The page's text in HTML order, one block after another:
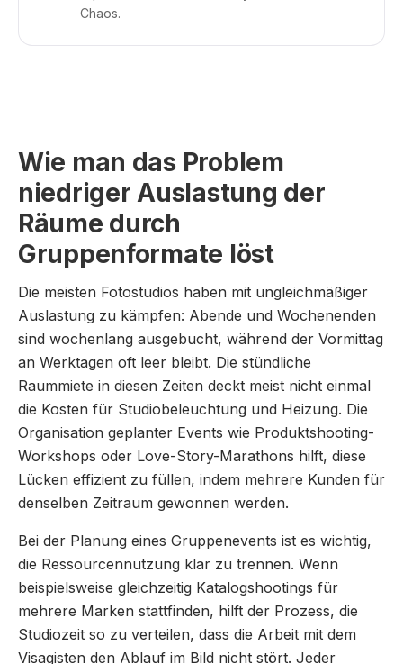
Chaos.
Wie man das Problem
niedriger Auslastung der
Räume durch
Gruppenformate löst
Die meisten Fotostudios haben mit ungleichmäßiger
Auslastung zu kämpfen: Abende und Wochenenden
sind wochenlang ausgebucht, während der Vormittag
an Werktagen oft leer bleibt. Die stündliche
Raummiete in diesen Zeiten deckt meist nicht einmal
die Kosten für Studiobeleuchtung und Heizung. Die
Organisation geplanter Events wie Produktshooting-
Workshops oder Love-Story-Marathons hilft, diese
Lücken effizient zu füllen, indem mehrere Kunden für
denselben Zeitraum gewonnen werden.
Bei der Planung eines Gruppenevents ist es wichtig,
die Ressourcennutzung klar zu trennen. Wenn
beispielsweise gleichzeitig Katalogshootings für
mehrere Marken stattfinden, hilft der Prozess, die
Studiozeit so zu verteilen, dass die Arbeit mit dem
Visagisten den Ablauf im Bild nicht stört. Jeder